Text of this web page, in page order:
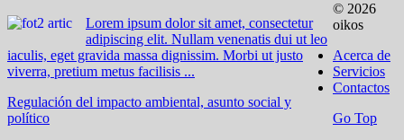
Lorem ipsum dolor sit amet, consectetur
adipiscing elit. Nullam venenatis dui ut leo
iaculis, eget gravida massa dignissim. Morbi ut justo
viverra, pretium metus facilisis ...
Regulación del impacto ambiental, asunto social y
político
© 2026
oikos
Acerca de
Servicios
Contactos
Go Top